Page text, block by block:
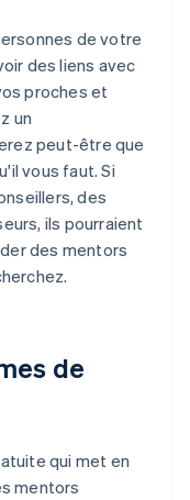
de votre
des liens avec
proches et
un
peut-être que
vous faut. Si
des
ils pourraient
des mentors
de
qui met en
mentors